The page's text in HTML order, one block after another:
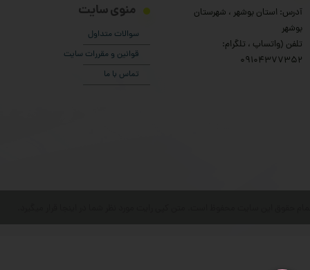
منوی سایت
سوالات متداول
قوانین و مقررات سایت
تماس با ما
آدرس: استان بوشهر ، شهرستان
بوشهر
تلفن (واتساپ ، تلگرام:
۰9104377352